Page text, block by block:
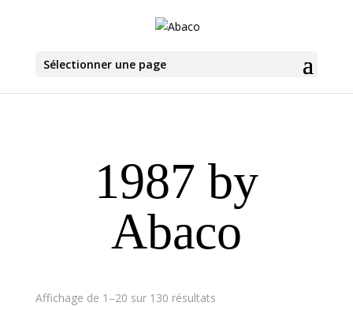
Sélectionner une page
1987 by
Abaco
Affichage de 1–20 sur 130 résultats